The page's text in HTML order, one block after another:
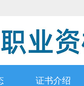
证书介绍